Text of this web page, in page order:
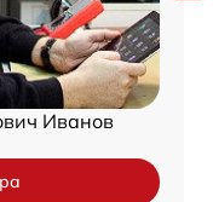
Иванов